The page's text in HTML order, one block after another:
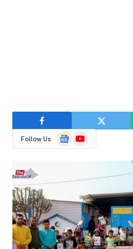
Follow Us
GoogleYouTube